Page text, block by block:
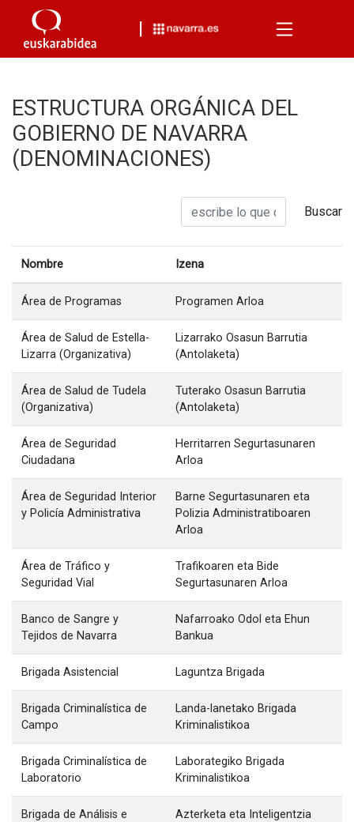
Menu
ESTRUCTURA ORGÁNICA DEL
GOBIERNO DE NAVARRA
(DENOMINACIONES)
Buscar
Nombre Izena
Área de Programas Programen Arloa
Área de Salud de Estella-
Lizarra (Organizativa)
Lizarrako Osasun Barrutia
(Antolaketa)
Área de Salud de Tudela
(Organizativa)
Tuterako Osasun Barrutia
(Antolaketa)
Área de Seguridad
Ciudadana
Herritarren Segurtasunaren
Arloa
Área de Seguridad Interior
y Policía Administrativa
Barne Segurtasunaren eta
Polizia Administratiboaren
Arloa
Área de Tráfico y
Seguridad Vial
Trafikoaren eta Bide
Segurtasunaren Arloa
Banco de Sangre y
Tejidos de Navarra
Nafarroako Odol eta Ehun
Bankua
Brigada Asistencial Laguntza Brigada
Brigada Criminalística de
Campo
Landa-lanetako Brigada
Kriminalistikoa
Brigada Criminalística de
Laboratorio
Laborategiko Brigada
Kriminalistikoa
Brigada de Análisis e
Azterketa eta Inteligentzia